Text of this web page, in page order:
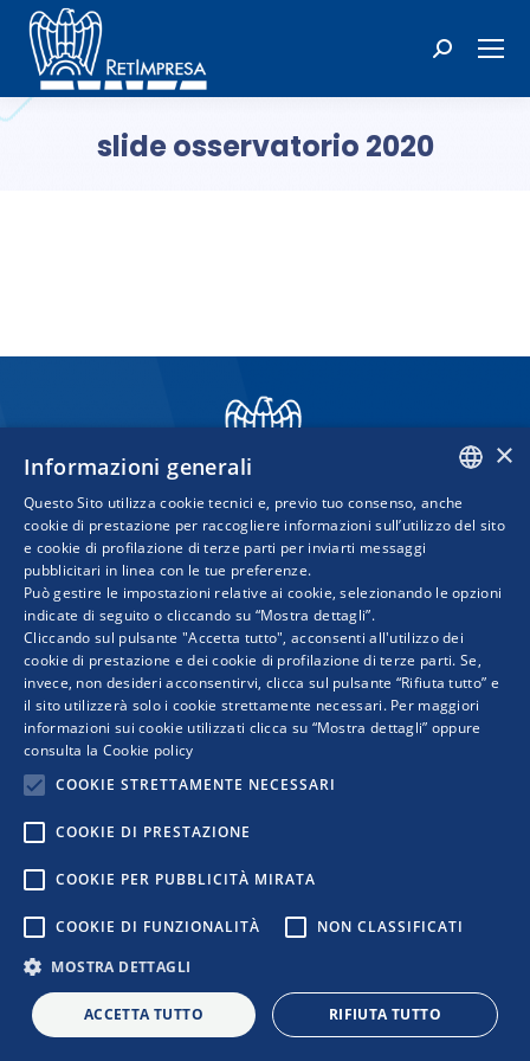
Cerca:
slide osservatorio 2020
COPYRIGHT © 2019 WWW.RETIMPRESA.IT
RetImpresa - Agenzia Confederale per le aggregazioni e le
reti d'imprese
Viale dell'Astronomia 30 - 00144 ROMA
Tel. 06 5903592 - email:
retimpresa@confindustria.it
- PEC
retimpresa@pec.retimpresa.it| Codice fiscale 97583770587
PRIVACY |COOKIES|REGOLE D’USO DEL SITO
|
||
ITALIAN
×
Informazioni generali
Questo Sito utilizza cookie tecnici e, previo tuo consenso, anche
cookie di prestazione per raccogliere informazioni sull’utilizzo del sito
e cookie di profilazione di terze parti per inviarti messaggi
pubblicitari in linea con le tue preferenze.
Può gestire le impostazioni relative ai cookie, selezionando le opzioni
indicate di seguito o cliccando su “Mostra dettagli”.
Cliccando sul pulsante "Accetta tutto", acconsenti all'utilizzo dei
cookie di prestazione e dei cookie di profilazione di terze parti. Se,
invece, non desideri acconsentirvi, clicca sul pulsante “Rifiuta tutto” e
il sito utilizzerà solo i cookie strettamente necessari. Per maggiori
informazioni sui cookie utilizzati clicca su “Mostra dettagli” oppure
consulta la Cookie policy
COOKIE STRETTAMENTE NECESSARI
COOKIE DI PRESTAZIONE
COOKIE PER PUBBLICITÀ MIRATA
COOKIE DI FUNZIONALITÀ
NON CLASSIFICATI
MOSTRA DETTAGLI
ACCETTA TUTTO RIFIUTA TUTTO